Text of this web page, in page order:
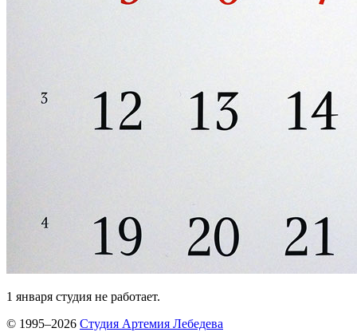
1 января студия не работает.
© 1995–2026 Студия Артемия Лебедева